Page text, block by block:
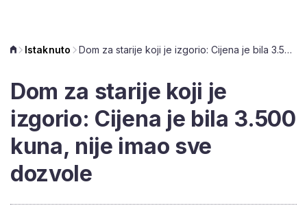
Istaknuto Dom za starije koji je izgorio: Cijena je bila 3.500 kuna, nije imao sve dozvole
Dom za starije koji je
izgorio: Cijena je bila 3.500
kuna, nije imao sve
dozvole